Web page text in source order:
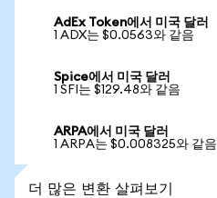
AdEx Token에서 미국 달러
1 ADX는 $0.0563와 같음
Spice에서 미국 달러
1 SFI는 $129.48와 같음
ARPA에서 미국 달러
1 ARPA는 $0.008325와 같음
더 많은 변환 살펴보기